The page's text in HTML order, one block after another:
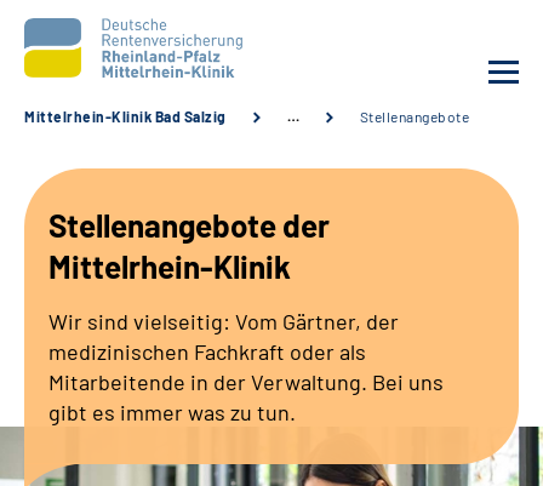
Unsere Angebote
Karriere
Zuweisende &
Mittelrhein-Klinik Bad Salzig … Stellenangebote
Stellenangebote der
Mittelrhein-Klinik
Wir sind vielseitig: Vom Gärtner, der
medizinischen Fachkraft oder als
Mitarbeitende in der Verwaltung. Bei uns
gibt es immer was zu tun.